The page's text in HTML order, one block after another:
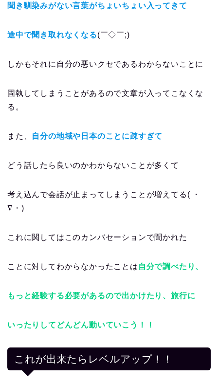
聞き馴染みがない言葉がちょいちょい入ってきて
途中で聞き取れなくなる(￣◇￣;)
しかもそれに自分の悪いクセであるわからないことに
固執してしまうことがあるので文章が入ってこなくな
る。
また、 自分の地域や日本のことに疎すぎて
どう話したら良いのかわからないことが多くて
考え込んで会話が止まってしまうことが増えてる( ・
∇・)
これに関してはこのカンバセーションで聞かれた
ことに対してわからなかったことは 自分で調べたり、
もっと経験する必要があるので出かけたり、旅行に
いったりしてどんどん動いていこう！！
これが出来たらレベルアップ！！